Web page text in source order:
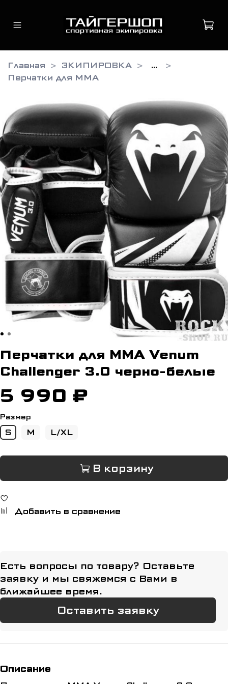
Главная ЭКИПИРОВКА
...
Перчатки для ММА
Перчатки для MMA Venum
Challenger 3.0 черно-белые
5 990 ₽
Размер
S M L/XL
В корзину
Добавить в сравнение
Есть вопросы по товару? Оставьте
заявку и мы свяжемся с Вами в
ближайшее время.
Оставить заявку
Описание